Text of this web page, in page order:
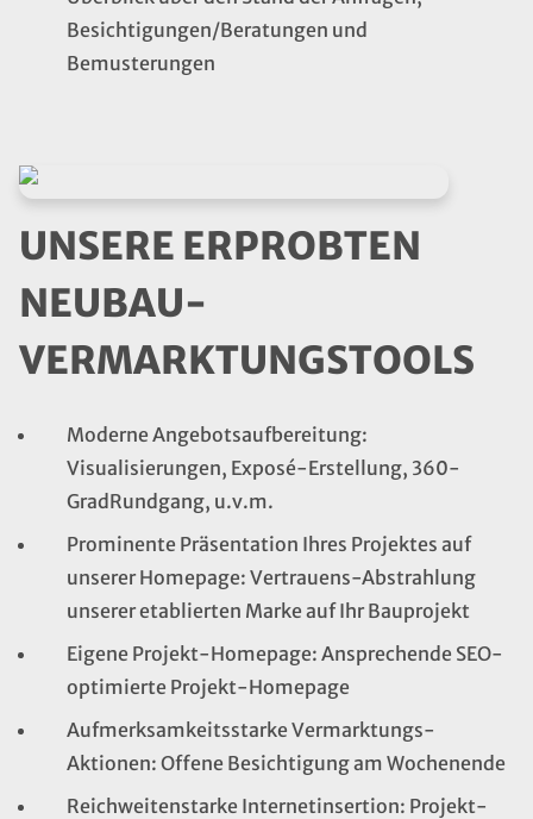
Besichtigungen/Beratungen und
Bemusterungen
UNSERE ERPROBTEN
NEUBAU­
VERMARKTUNGS­TOOLS
Moderne Angebotsaufbereitung:
Visualisierungen, Exposé-Erstellung, 360-
GradRundgang, u.v.m.
Prominente Präsentation Ihres Projektes auf
unserer Homepage: Vertrauens-Abstrahlung
unserer etablierten Marke auf Ihr Bauprojekt
Eigene Projekt-Homepage: Ansprechende SEO-
optimierte Projekt-Homepage
Aufmerksamkeitsstarke Vermarktungs-
Aktionen: Offene Besichtigung am Wochenende
Reichweitenstarke Internetinsertion: Projekt-